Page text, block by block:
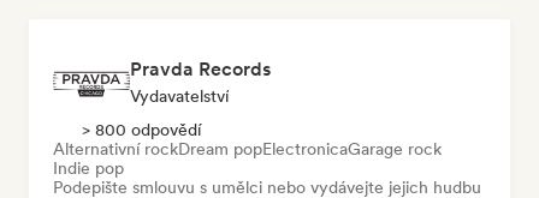
Pravda Records
Vydavatelství
> 800 odpovědí
Alternativní rockDream popElectronicaGarage rock
Indie pop
Podepište smlouvu s umělci nebo vydávejte jejich hudbu